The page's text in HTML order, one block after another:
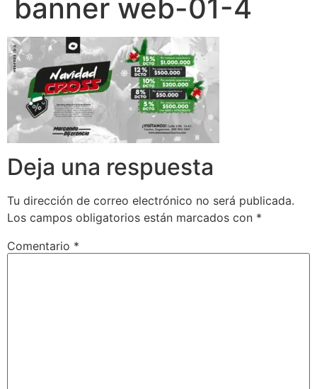
banner web-01-4
Deja una respuesta
Tu dirección de correo electrónico no será publicada.
Los campos obligatorios están marcados con *
Comentario *